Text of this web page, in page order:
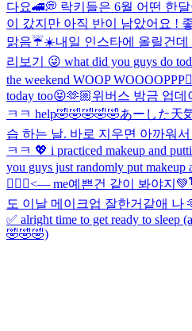
다요🚄💭 락키들은 6월 어떤 한
이 갔지만 아직 반이 남았어요 !
맑음☔️☀️내일 인스타에 올릴건데
리보기 😜 what did you guys do
the weekend WOOP
today too😝🫶🏼위버스 방금 업
ㅋㅋ help🤣🤣🤣🤣🤣あーした天
습 하는 날. 바로 지우면 아까워
ㅋㅋ 💖 i practiced makeup and
you guys just randomly put makeup
🙋🏻‍♀️<— me예쁜건 같이 봐야지
도 이날 메이크업 잘한거같애 나
✅ alright time to get ready to sleep
🤣🤣🤣)